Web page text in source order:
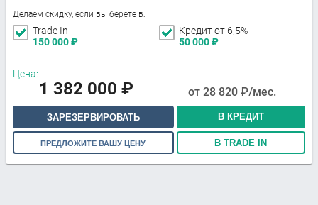
Делаем скидку, если вы берете в:
Trade In
150 000₽
Кредит от 6,5%
50 000₽
Цена:
1 382 000 ₽ от 28 820 ₽/мес.
ЗАРЕЗЕРВИРОВАТЬ В КРЕДИТ
ПРЕДЛОЖИТЕ ВАШУ ЦЕНУ В TRADE IN